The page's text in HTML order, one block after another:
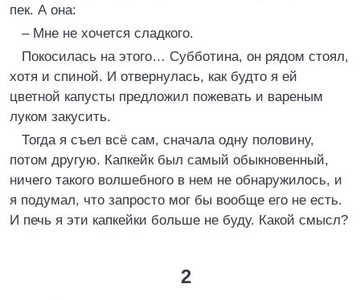
пек. А она:
– Мне не хочется сладкого.
Покосилась на этого… Субботина, он рядом стоял,
хотя и спиной. И отвернулась, как будто я ей
цветной капусты предложил пожевать и вареным
луком закусить.
Тогда я съел всё сам, сначала одну половину,
потом другую. Капкейк был самый обыкновенный,
ничего такого волшебного в нем не обнаружилось, и
я подумал, что запросто мог бы вообще его не есть.
И печь я эти капкейки больше не буду. Какой смысл?
2